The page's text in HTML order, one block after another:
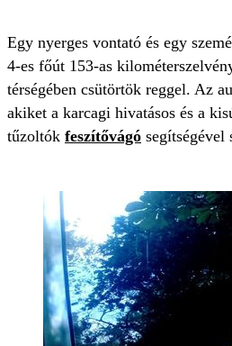
Egy nyerges vontató és egy
4-es főút 153-as
térségében csütörtök reggel. Az
akiket a karcagi hivatásos és a
tűzoltók feszítővágó segítségével